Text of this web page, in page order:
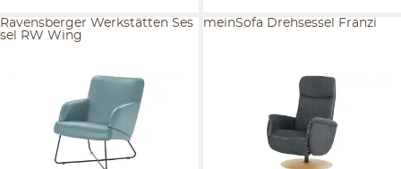
Ravensberger Werkstätten Ses
sel RW Wing
meinSofa Drehsessel Franzi